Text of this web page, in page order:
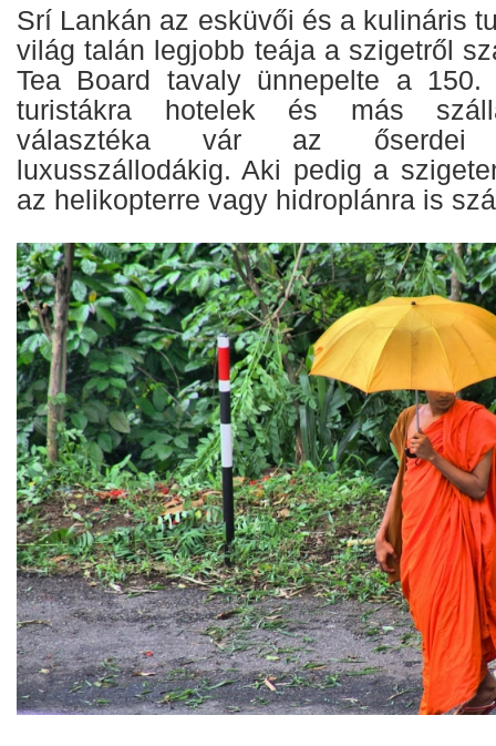
Srí Lankán az esküvői és a kulináris
világ talán legjobb teája a szigetről
Tea Board tavaly ünnepelte a 150.
turistákra hotelek és más
választéka vár az őserdei
luxusszállodákig. Aki pedig a
az helikopterre vagy hidroplánra is